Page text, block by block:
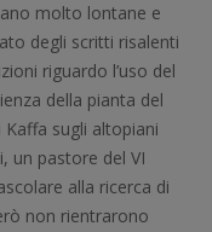
molto lontane e
degli scritti risalenti
riguardo l’uso del
della pianta del
sugli altopiani
un pastore del VI
alla ricerca di
non rientrarono